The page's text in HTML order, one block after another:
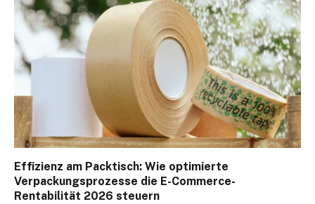
Effizienz am Packtisch: Wie optimierte
Verpackungsprozesse die E-Commerce-
Rentabilität 2026 steuern